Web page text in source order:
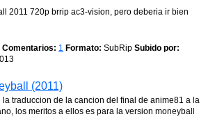
2011 720p brrip ac3-vision, pero deberia ir bien
Comentarios: 1 Formato: SubRip Subido por:
(2011)
la traduccion de la cancion del final de anime81 a la
los meritos a ellos es para la version moneyball